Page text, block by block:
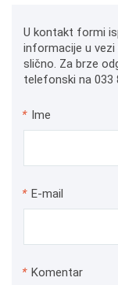
U kontakt formi
informacije u vezi
slično. Za brze
telefonski na 033
* Ime
* E-mail
* Komentar